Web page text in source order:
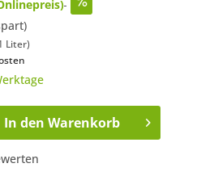
Liter)
In den Warenkorb